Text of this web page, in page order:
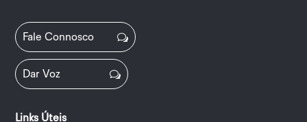
Fale Connosco
Dar Voz
Links Úteis